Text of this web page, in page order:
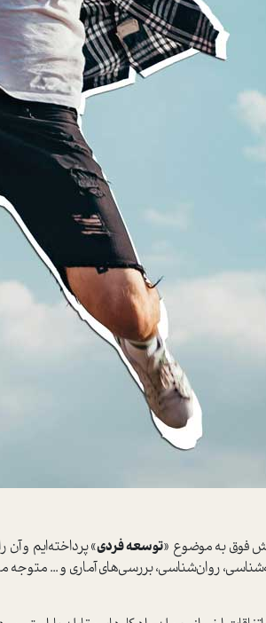
فوق به موضوع «توسعه فردی» پرداخته‌ایم و آن
روان‌شناسی، بررسی‌های آماری و ...